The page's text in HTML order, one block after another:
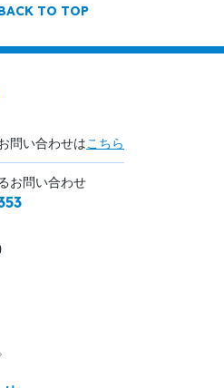
TO TOP
問い合わせはこちら
お問い合わせ